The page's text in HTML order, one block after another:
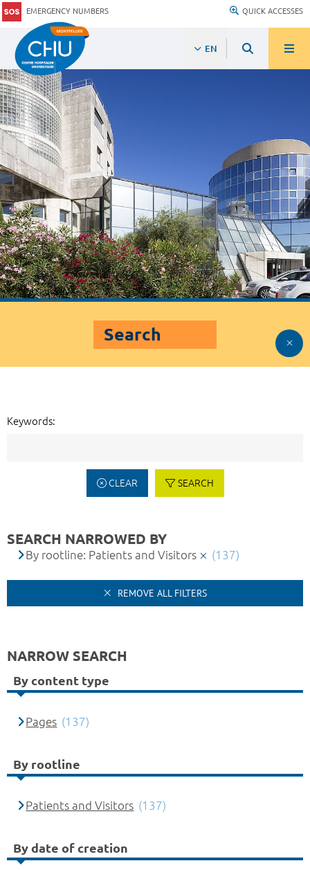
EMERGENCY NUMBERS QUICK ACCESSES
EN
Search
Keywords:
CLEAR SEARCH
SEARCH NARROWED BY
By rootline: Patients and Visitors (137)
REMOVE ALL FILTERS
NARROW SEARCH
By content type
Pages (137)
By rootline
Patients and Visitors (137)
By date of creation